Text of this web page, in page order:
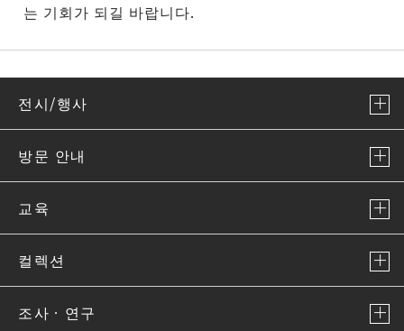
는 기회가 되길 바랍니다.
전시/행사
방문 안내
교육
컬렉션
조사ㆍ연구